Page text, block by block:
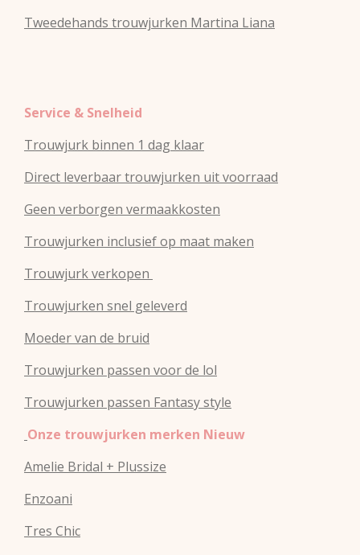
Tweedehands trouwjurken Martina Liana
Service & Snelheid
Trouwjurk binnen 1 dag klaar
Direct leverbaar trouwjurken uit voorraad
Geen verborgen vermaakkosten
Trouwjurken inclusief op maat maken
Trouwjurk verkopen
Trouwjurken snel geleverd
Moeder van de bruid
Trouwjurken passen voor de lol
Trouwjurken passen Fantasy style
Onze trouwjurken merken Nieuw
Amelie Bridal + Plussize
Enzoani
Tres Chic